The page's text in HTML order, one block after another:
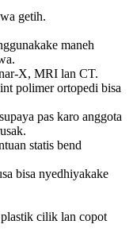
getih.
maneh
X, MRI lan CT.
polimer ortopedi bisa
pas karo anggota
statis bend
bisa nyedhiyakake
cilik lan copot